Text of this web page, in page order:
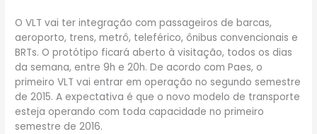
O VLT vai ter integração com passageiros de barcas,
aeroporto, trens, metrô, teleférico, ônibus convencionais e
BRTs. O protótipo ficará aberto à visitação, todos os dias
da semana, entre 9h e 20h. De acordo com Paes, o
primeiro VLT vai entrar em operação no segundo semestre
de 2015. A expectativa é que o novo modelo de transporte
esteja operando com toda capacidade no primeiro
semestre de 2016.